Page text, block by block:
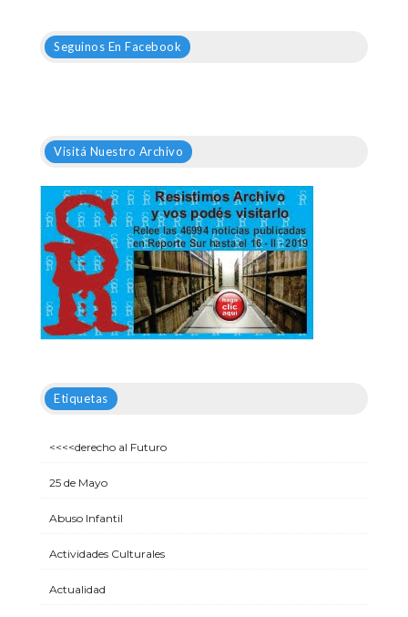
Seguinos En Facebook
Visitá Nuestro Archivo
Etiquetas
<<<<derecho al Futuro
25 de Mayo
Abuso Infantil
Actividades Culturales
Actualidad